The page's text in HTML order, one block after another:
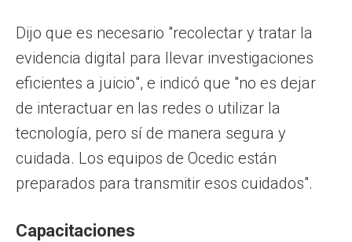
Dijo que es necesario "recolectar y tratar la
evidencia digital para llevar investigaciones
eficientes a juicio", e indicó que "no es dejar
de interactuar en las redes o utilizar la
tecnología, pero sí de manera segura y
cuidada. Los equipos de Ocedic están
preparados para transmitir esos cuidados".
Capacitaciones